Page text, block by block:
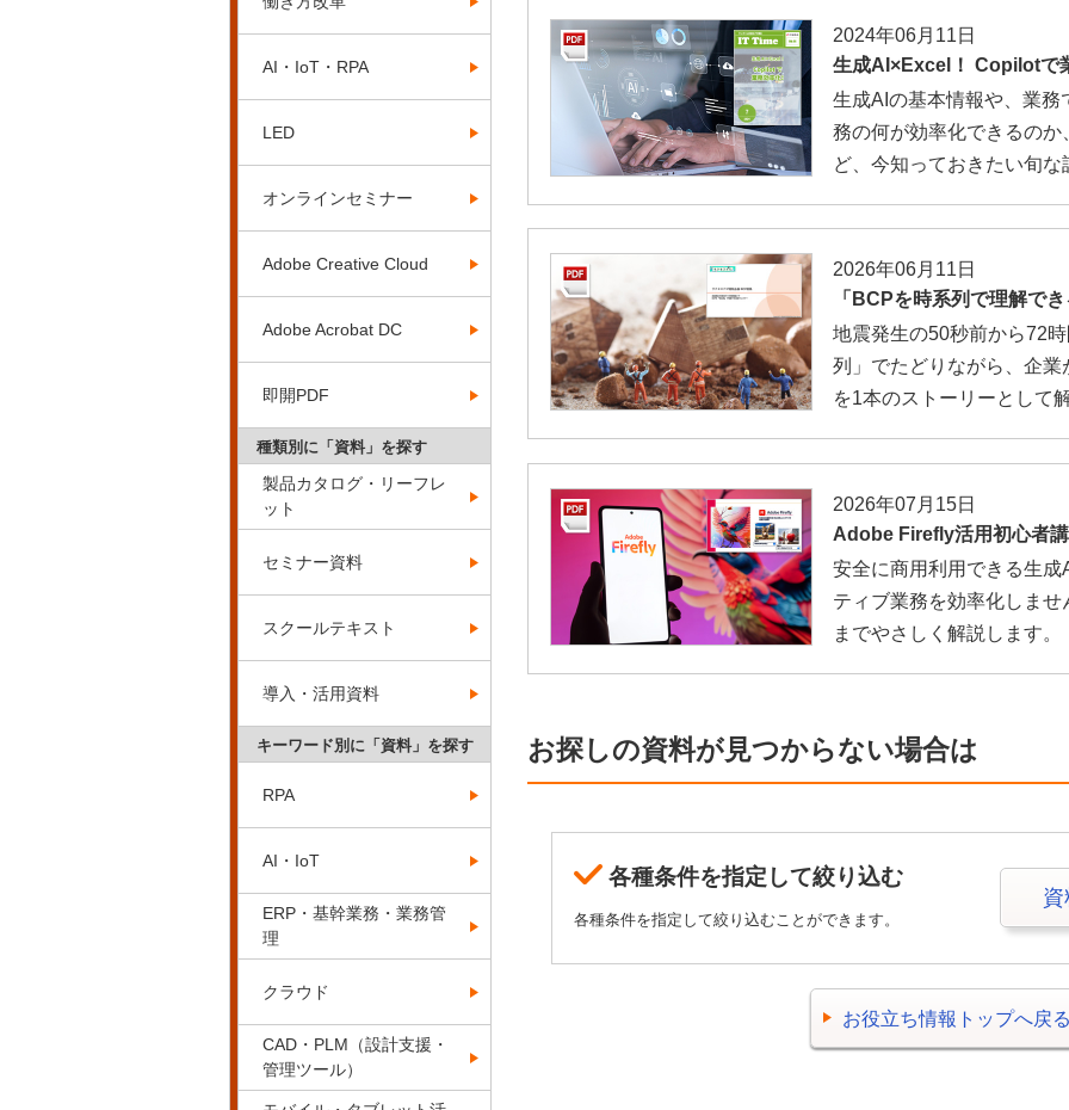
2024年06月11日
生成AI×Excel！ Copilotで
生成AIの基本情報や、業
務の何が効率化できるの
ど、今知っておきたい旬
2026年06月11日
「BCPを時系列で理解で
地震発生の50秒前から72
列」でたどりながら、企
を1本のストーリーとして
2026年07月15日
Adobe Firefly活用初心者
安全に商用利用できる生
ティブ業務を効率化しま
までやさしく解説します。
お探しの資料が見つからない場合は
各種条件を指定して絞り込む
各種条件を指定して絞り込むことができます。
お役立ち情報トップへ戻
AI・IoT・RPA
LED
オンラインセミナー
Adobe Creative Cloud
Adobe Acrobat DC
即開PDF
種類別に「資料」を探す
製品カタログ・リーフレ
ット
セミナー資料
スクールテキスト
導入・活用資料
キーワード別に「資料」を探す
RPA
AI・IoT
ERP・基幹業務・業務管
理
クラウド
CAD・PLM（設計支援・
管理ツール）